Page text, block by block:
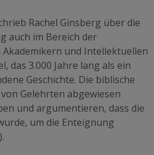
Rachel Ginsberg über die
auch im Bereich der
Akademikern und Intellektuellen
das 3.000 Jahre lang als ein
Geschichte. Die biblische
Gelehrten abgewiesen
und argumentieren, dass die
um die Enteignung